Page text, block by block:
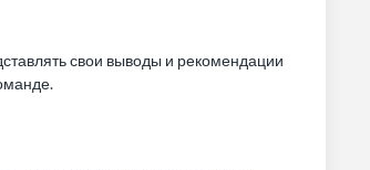
свои выводы и рекомендации